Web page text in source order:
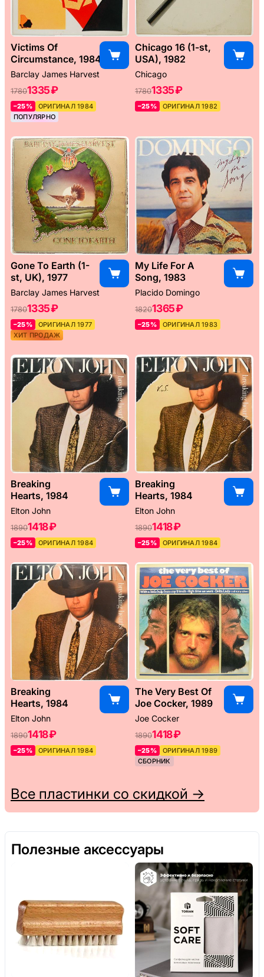
Victims Of
Circumstance, 1984
Barclay James Harvest
17801335 ₽
–25%
ОРИГИНАЛ 1984
ПОПУЛЯРНО
Chicago 16 (1-st,
USA), 1982
Chicago
17801335 ₽
–25% ОРИГИНАЛ 1982
Gone To Earth (1-
st, UK), 1977
Barclay James Harvest
17801335 ₽
–25%
ОРИГИНАЛ 1977
ХИТ ПРОДАЖ
My Life For A
Song, 1983
Placido Domingo
18201365 ₽
–25% ОРИГИНАЛ 1983
Breaking
Hearts, 1984
Elton John
18901418 ₽
–25% ОРИГИНАЛ 1984
Breaking
Hearts, 1984
Elton John
18901418 ₽
–25% ОРИГИНАЛ 1984
Breaking
Hearts, 1984
Elton John
18901418 ₽
–25% ОРИГИНАЛ 1984
The Very Best Of
Joe Cocker, 1989
Joe Cocker
18901418 ₽
–25%
ОРИГИНАЛ 1989
СБОРНИК
Все пластинки со скидкой →
Полезные аксессуары